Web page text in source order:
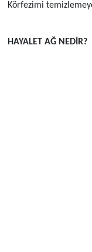
Körfezimi
HAYALET AĞ NEDİR?